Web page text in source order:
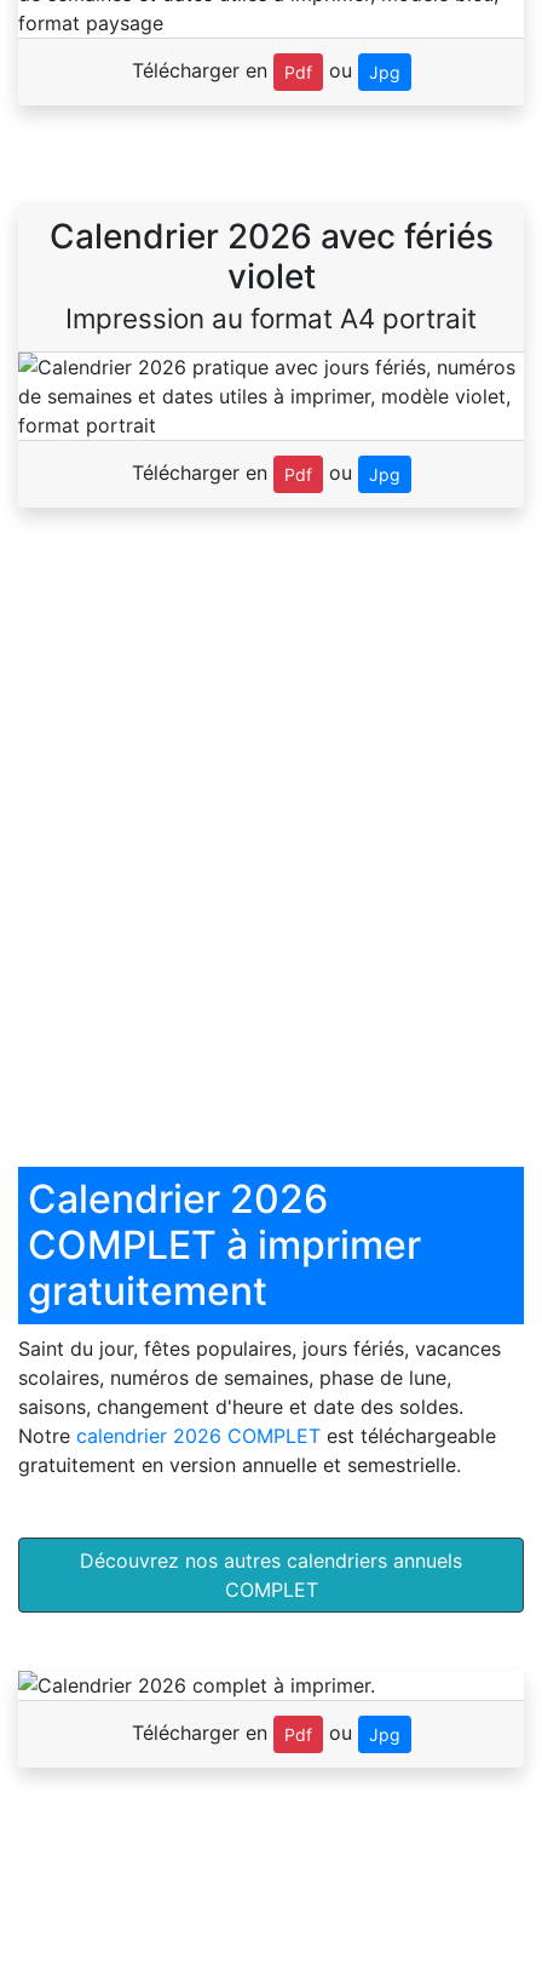
Télécharger en Pdf ou Jpg
Calendrier 2026 avec fériés
violet
Impression au format A4 portrait
Télécharger en Pdf ou Jpg
Calendrier 2026
COMPLET à imprimer
gratuitement
Saint du jour, fêtes populaires, jours fériés, vacances
scolaires, numéros de semaines, phase de lune,
saisons, changement d'heure et date des soldes.
Notre calendrier 2026 COMPLET est téléchargeable
gratuitement en version annuelle et semestrielle.
Découvrez nos autres calendriers annuels
COMPLET
Télécharger en Pdf ou Jpg